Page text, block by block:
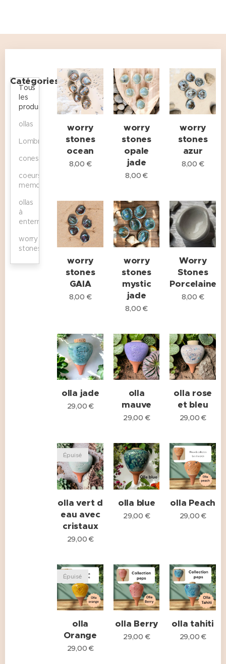
Catégories
Tous
les
produits
ollas
Lombricomposteur
cones
coeurs
memories
ollas
à
enterrer
worry
stones
worry
stones
ocean
8,00 €
worry
stones
opale
jade
8,00 €
worry
stones
azur
8,00 €
worry
stones
GAIA
8,00 €
worry
stones
mystic
jade
8,00 €
Worry
Stones
Porcelaine
8,00 €
olla jade
29,00 €
olla
mauve
29,00 €
olla rose
et bleu
29,00 €
olla vert d
eau avec
cristaux
Épuisé
29,00 €
olla blue
29,00 €
olla Peach
29,00 €
olla
Orange
Épuisé
29,00 €
olla Berry
29,00 €
olla tahiti
29,00 €